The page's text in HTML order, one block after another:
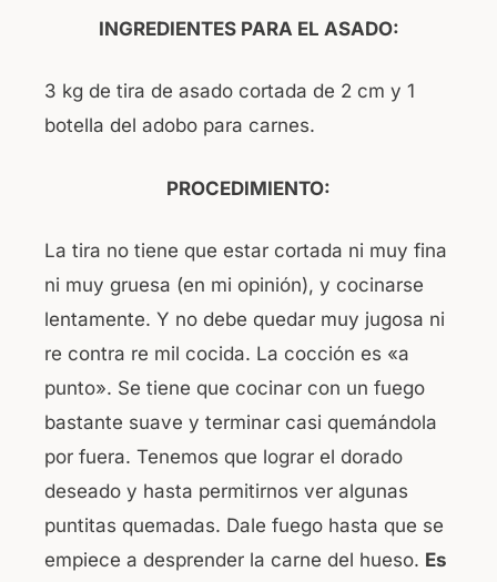
INGREDIENTES PARA EL ASADO:
3 kg de tira de asado cortada de 2 cm y 1
botella del adobo para carnes.
PROCEDIMIENTO:
La tira no tiene que estar cortada ni muy fina
ni muy gruesa (en mi opinión), y cocinarse
lentamente. Y no debe quedar muy jugosa ni
re contra re mil cocida. La cocción es «a
punto». Se tiene que cocinar con un fuego
bastante suave y terminar casi quemándola
por fuera. Tenemos que lograr el dorado
deseado y hasta permitirnos ver algunas
puntitas quemadas. Dale fuego hasta que se
empiece a desprender la carne del hueso. Es